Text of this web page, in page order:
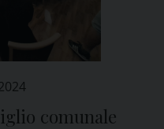
comunale